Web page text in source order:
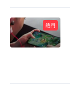
熱門